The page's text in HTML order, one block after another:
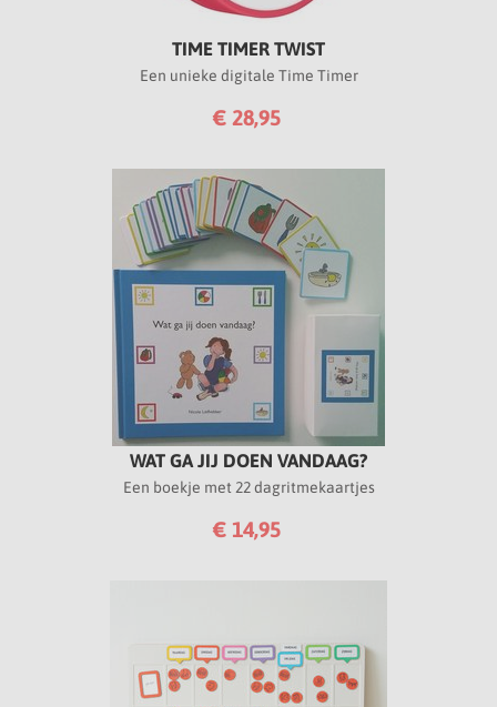
TIME TIMER TWIST
Een unieke digitale Time Timer
€ 28,95
WAT GA JIJ DOEN VANDAAG?
Een boekje met 22 dagritmekaartjes
€ 14,95